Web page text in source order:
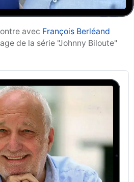
avec François Berléand
de la série "Johnny Biloute"